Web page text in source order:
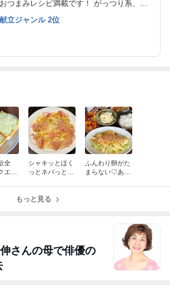
つまみレシピ満載です！ がっつり系、お
実しています。
立ジャンル 2位
全
エス
シャキッとほく
っとネバっと旨
長芋ソテーの生
ふんわり卵がた
まらない♡あと
もっと見る
さんの母で俳優の